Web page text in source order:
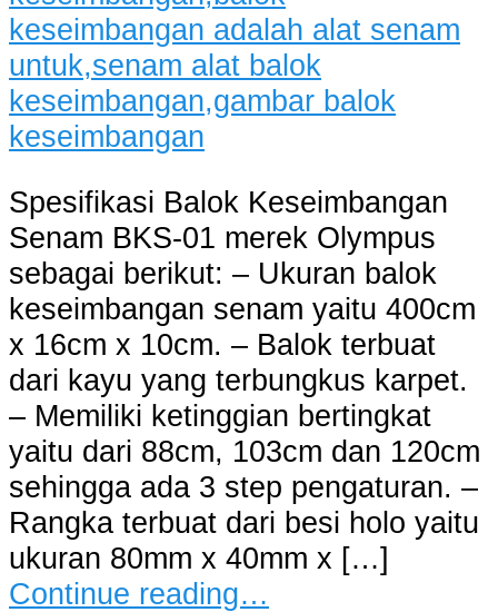
Spesifikasi Balok Keseimbangan
Senam BKS-01 merek Olympus
sebagai berikut: – Ukuran balok
keseimbangan senam yaitu 400cm
x 16cm x 10cm. – Balok terbuat
dari kayu yang terbungkus karpet.
– Memiliki ketinggian bertingkat
yaitu dari 88cm, 103cm dan 120cm
sehingga ada 3 step pengaturan. –
Rangka terbuat dari besi holo yaitu
ukuran 80mm x 40mm x […]
Continue reading…